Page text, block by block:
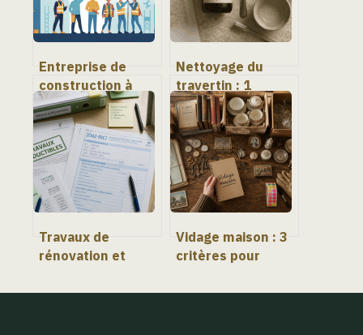
Entreprise de
construction à
lyon : comment
choisir le bon
partenaire travaux
Nettoyage du
travertin : 1
cuillère de savon
noir suffit pour
nourrir et
protéger
durablement
Travaux de
rénovation et
dispositifs fiscaux
Vidage maison : 3
critères pour
faire soi-même ou